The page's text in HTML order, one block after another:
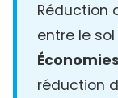
Réduction
entre le
réduction